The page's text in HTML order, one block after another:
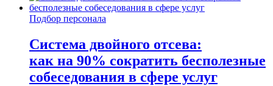
Подбор персонала
Система двойного отсева:
как на 90% сократить бесполезные
собеседования в сфере услуг